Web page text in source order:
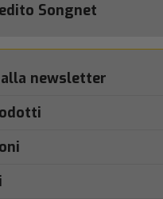
Songnet
newsletter